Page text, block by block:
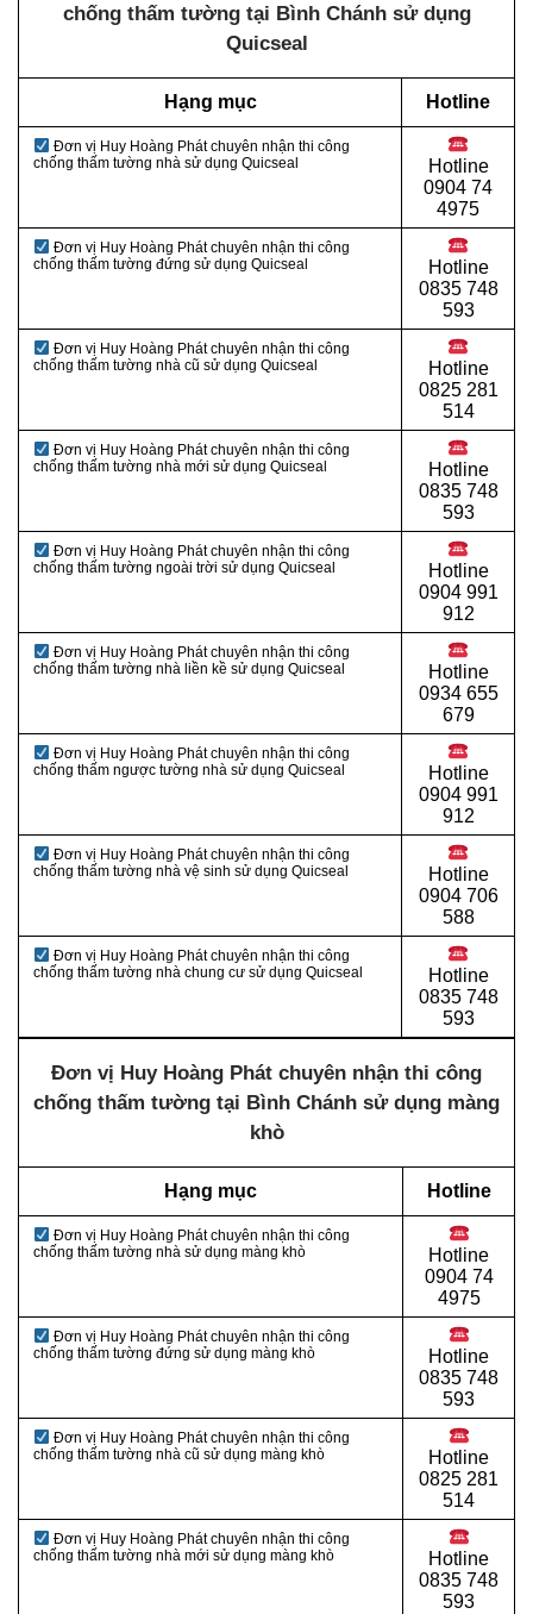
chống thấm tường tại Bình Chánh sử dụng
Quicseal
Hạng mục Hotline
Đơn vị Huy Hoàng Phát chuyên nhận thi công
chống thấm tường nhà sử dụng Quicseal
Hotline
0904 74
4975
Đơn vị Huy Hoàng Phát chuyên nhận thi công
chống thấm tường đứng sử dụng Quicseal
Hotline
0835 748
593
Đơn vị Huy Hoàng Phát chuyên nhận thi công
chống thấm tường nhà cũ sử dụng Quicseal
Hotline
0825 281
514
Đơn vị Huy Hoàng Phát chuyên nhận thi công
chống thấm tường nhà mới sử dụng Quicseal
Hotline
0835 748
593
Đơn vị Huy Hoàng Phát chuyên nhận thi công
chống thấm tường ngoài trời sử dụng Quicseal
Hotline
0904 991
912
Đơn vị Huy Hoàng Phát chuyên nhận thi công
chống thấm tường nhà liền kề sử dụng Quicseal
Hotline
0934 655
679
Đơn vị Huy Hoàng Phát chuyên nhận thi công
chống thấm ngược tường nhà sử dụng Quicseal
Hotline
0904 991
912
Đơn vị Huy Hoàng Phát chuyên nhận thi công
chống thấm tường nhà vệ sinh sử dụng Quicseal
Hotline
0904 706
588
Đơn vị Huy Hoàng Phát chuyên nhận thi công
chống thấm tường nhà chung cư sử dụng Quicseal
Hotline
0835 748
593
Đơn vị Huy Hoàng Phát chuyên nhận thi công
chống thấm tường tại Bình Chánh sử dụng màng
khò
Hạng mục Hotline
Đơn vị Huy Hoàng Phát chuyên nhận thi công
chống thấm tường nhà sử dụng màng khò
Hotline
0904 74
4975
Đơn vị Huy Hoàng Phát chuyên nhận thi công
chống thấm tường đứng sử dụng màng khò
Hotline
0835 748
593
Đơn vị Huy Hoàng Phát chuyên nhận thi công
chống thấm tường nhà cũ sử dụng màng khò
Hotline
0825 281
514
Đơn vị Huy Hoàng Phát chuyên nhận thi công
chống thấm tường nhà mới sử dụng màng khò
Hotline
0835 748
593